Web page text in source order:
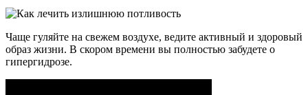
Чаще гуляйте на свежем воздухе, ведите активный и здоровый
образ жизни. В скором времени вы полностью забудете о
гипергидрозе.